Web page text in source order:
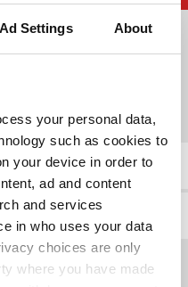
Ad Settings About
your personal data,
such as cookies to
your device in order to
ad and content
and services
in who uses your data
choices are only
where you have made
farver